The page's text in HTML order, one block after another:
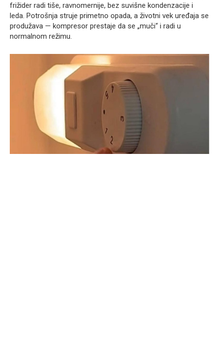
frižider radi tiše, ravnomernije, bez suvišne kondenzacije i
leda. Potrošnja struje primetno opada, a životni vek uređaja se
produžava — kompresor prestaje da se „muči“ i radi u
normalnom režimu.